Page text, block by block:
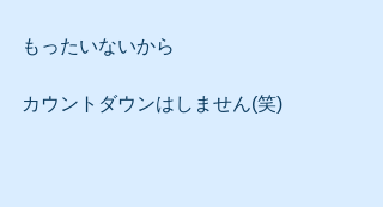
もったいないから
カウントダウンはしません(笑)